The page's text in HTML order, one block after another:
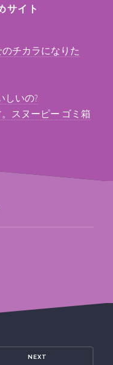
サイト
チカラになりた
しいの?
スヌーピー ゴミ箱
NEXT